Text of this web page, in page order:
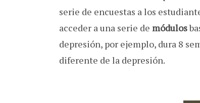
serie de encuestas a los
acceder a una serie de módulos
depresión, por ejemplo, dura 8
diferente de la depresión.